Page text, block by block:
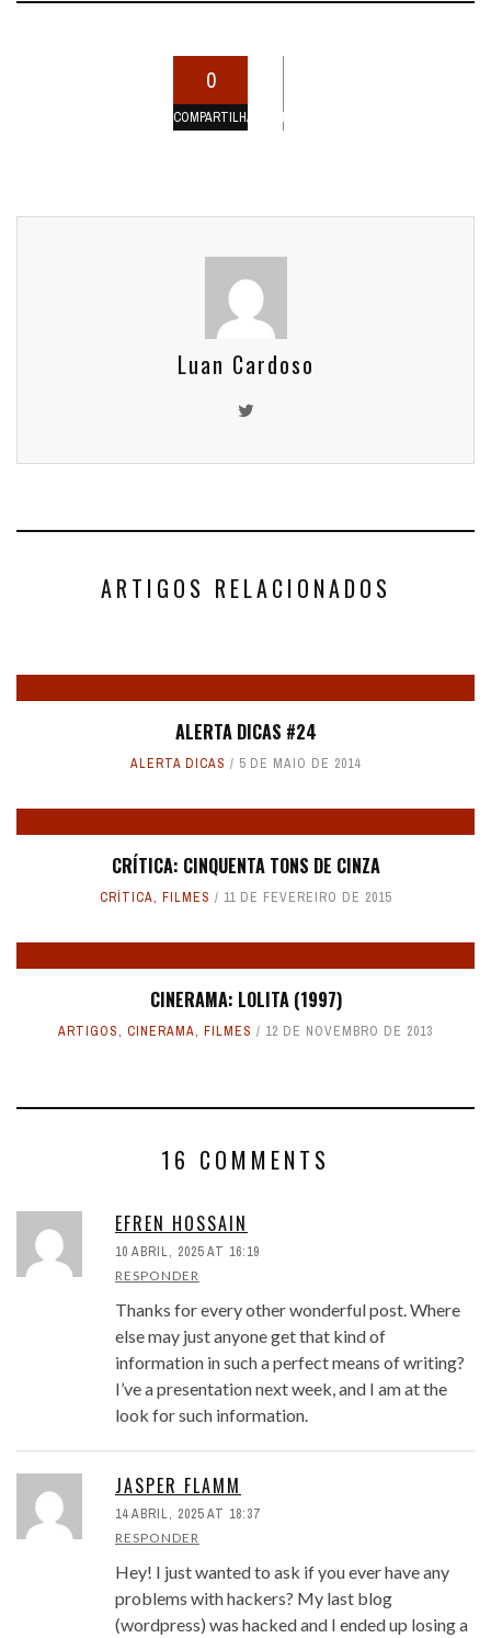
0
COMPARTILHAMENTOS
Luan Cardoso
ARTIGOS RELACIONADOS
ALERTA DICAS #24
ALERTA DICAS 5 DE MAIO DE 2014
CRÍTICA: CINQUENTA TONS DE CINZA
CRÍTICA, FILMES 11 DE FEVEREIRO DE 2015
CINERAMA: LOLITA (1997)
ARTIGOS, CINERAMA, FILMES 12 DE NOVEMBRO DE 2013
16 COMMENTS
EFREN HOSSAIN
10 ABRIL, 2025 AT 16:19
RESPONDER
Thanks for every other wonderful post. Where
else may just anyone get that kind of
information in such a perfect means of writing?
I’ve a presentation next week, and I am at the
look for such information.
JASPER FLAMM
14 ABRIL, 2025 AT 18:37
RESPONDER
Hey! I just wanted to ask if you ever have any
problems with hackers? My last blog
(wordpress) was hacked and I ended up losing a